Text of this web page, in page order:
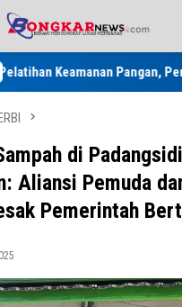
Pangan, Perkuat
di
Aliansi Pemuda
Pemerintah